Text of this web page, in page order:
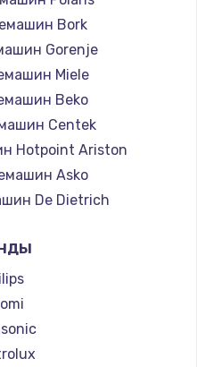
Bork
Gorenje
Miele
Beko
Centek
Hotpoint Ariston
Asko
De Dietrich
Ascaso
Jura
Olympia
Saeco
La Cimbali